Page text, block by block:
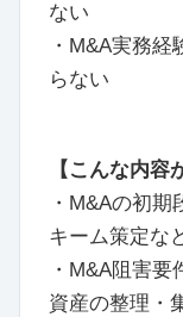
ない
・M&A実務
らない
【こんな内容
・M&Aの初
キーム策定な
・M&A阻害
資産の整理・